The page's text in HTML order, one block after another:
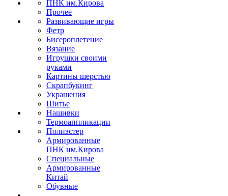
ПНК им.Кирова
Прочее
Развивающие игры
Фетр
Бисероплетение
Вязание
Игрушки своими
руками
Картины шерстью
Скрапбукинг
Украшения
Шитье
Нашивки
Термоаппликации
Полиэстер
Армированные
ПНК им.Кирова
Специальные
Армированные
Китай
Обувные